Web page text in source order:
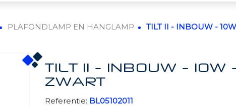
PLAFONDLAMP EN HANGLAMP TILT II - INBOUW -
TILT II - INBOUW -
ZWART
Referentie: BL05102011